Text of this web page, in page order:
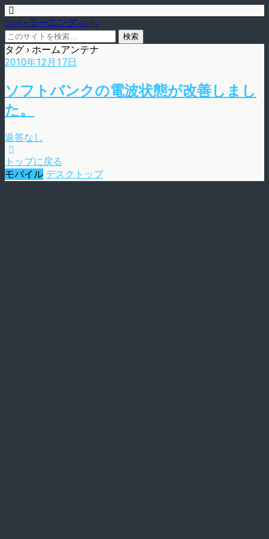
blog.eラーニング.co.jp
タグ › ホームアンテナ
2010年12月17日
ソフトバンクの電波状態が改善しまし
た。
返答なし
トップに戻る
モバイル デスクトップ